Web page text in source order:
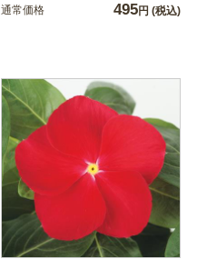
通常価格 495円 (税込)